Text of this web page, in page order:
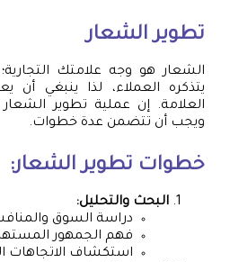
تطوير الشعار
الشعار هو وجه علامتك
يتذكره العملاء، لذا ينبغي
العلامة. إن عملية تطوير
ويجب أن تتضمن عدة خطوات.
خطوات تطوير الشعار:
البحث والتحليل:
دراسة السوق
فهم الجمهور
استكشاف الاتجاهات